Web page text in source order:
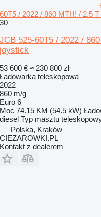
60T5 / 2022 / 860 MTH! / 2.5
30
JCB 525-60T5 / 2022 /
joystick
53 600 € ≈ 230 800 zł
Ładowarka teleskopowa
2022
860 m/g
Euro 6
Moc 74.15 KM (54.5 kW)
diesel Typ masztu
Polska, Kraków
CIEZAROWKI.PL
Kontakt z dealerem